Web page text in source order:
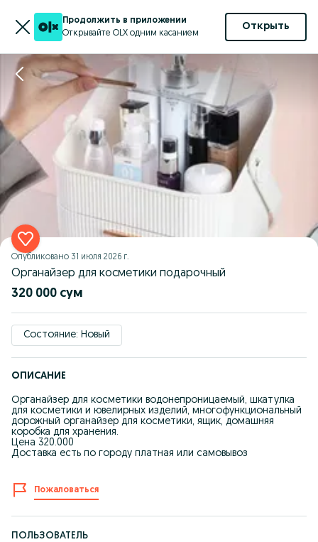
Продолжить в приложении
Открывайте OLX одним касанием
Открыть
Опубликовано 31 июля 2026 г.
Органайзер для косметики подарочный
320 000 сум
Состояние: Новый
ОПИСАНИЕ
Органайзер для косметики водонепроницаемый, шкатулка
для косметики и ювелирных изделий, многофункциональный
дорожный органайзер для косметики, ящик, домашняя
коробка для хранения.
Цена 320.000
Доставка есть по городу платная или самовывоз
Пожаловаться
ПОЛЬЗОВАТЕЛЬ